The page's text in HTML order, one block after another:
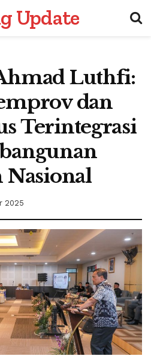
Update
Luthfi:
dan
Terintegrasi
Nasional
2025